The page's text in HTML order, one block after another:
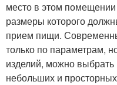
место в этом
размеры которого
прием пищи.
только по параметрам,
изделий, можно
небольших и